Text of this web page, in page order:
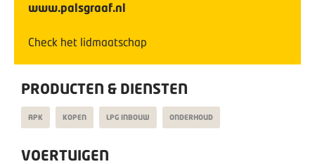
www.palsgraaf.nl
Check het lidmaatschap
PRODUCTEN & DIENSTEN
APK KOPEN LPG INBOUW ONDERHOUD
VOERTUIGEN